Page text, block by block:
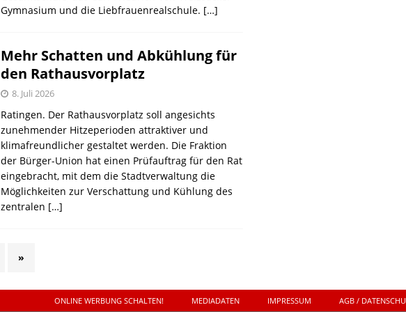
Gymnasium und die Liebfrauenrealschule. […]
Mehr Schatten und Abkühlung für
den Rathausvorplatz
8. Juli 2026
Ratingen. Der Rathausvorplatz soll angesichts
zunehmender Hitzeperioden attraktiver und
klimafreundlicher gestaltet werden. Die Fraktion
der Bürger-Union hat einen Prüfauftrag für den Rat
eingebracht, mit dem die Stadtverwaltung die
Möglichkeiten zur Verschattung und Kühlung des
zentralen […]
»
ONLINE WERBUNG SCHALTEN! MEDIADATEN IMPRESSUM AGB /